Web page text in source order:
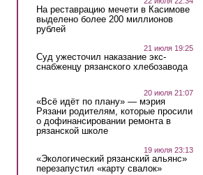
На реставрацию мечети в Касимове
выделено более 200 миллионов
рублей
21 июля 19:25
Суд ужесточил наказание экс-
снабженцу рязанского хлебозавода
20 июля 21:07
«Всё идёт по плану» — мэрия
Рязани родителям, которые просили
о дофинансировании ремонта в
рязанской школе
19 июля 23:13
«Экологический рязанский альянс»
перезапустил «карту свалок»